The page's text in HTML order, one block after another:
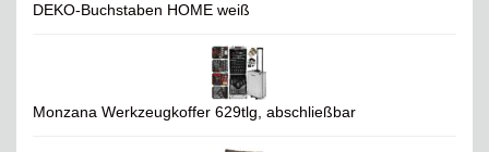
DEKO-Buchstaben HOME weiß
Monzana Werkzeugkoffer 629tlg, abschließbar